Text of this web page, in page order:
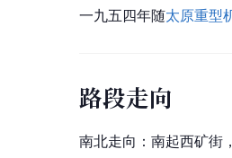
一九五四年随太原重型
路段走向
南北走向：南起西矿街